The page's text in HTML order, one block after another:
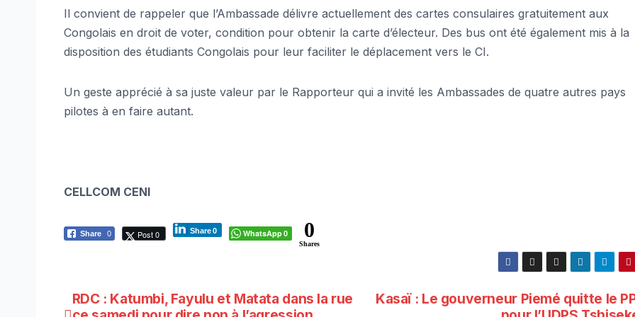
Il convient de rappeler que l’Ambassade délivre actuellement des cartes consulaires gratuitement aux
Congolais en droit de voter, condition pour obtenir la carte d’électeur. Des bus ont été également mis à la
disposition des étudiants Congolais pour leur faciliter le déplacement vers le CI.
Un geste apprécié à sa juste valeur par le Rapporteur qui a invité les Ambassades de quatre autres pays
pilotes à en faire autant.
CELLCOM CENI
Share 0 Post 0 Share0 WhatsApp0 0
Shares
Navigation
Kasaï : Le gouverneur Piemé quitte le
RDC : Katumbi, Fayulu et Matata dans la rue